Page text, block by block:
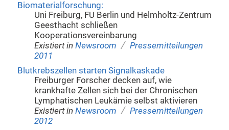
Biomaterialforschung:
Uni Freiburg, FU Berlin und Helmholtz-Zentrum
Geesthacht schließen
Kooperationsvereinbarung
Existiert in Newsroom / Pressemitteilungen
2011
Blutkrebszellen starten Signalkaskade
Freiburger Forscher decken auf, wie
krankhafte Zellen sich bei der Chronischen
Lymphatischen Leukämie selbst aktivieren
Existiert in Newsroom / Pressemitteilungen
2012